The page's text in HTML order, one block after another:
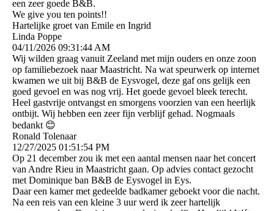
een zeer goede B&B.
We give you ten points!!
Hartelijke groet van Emile en Ingrid
Linda Poppe
04/11/2026 09:31:44 AM
Wij wilden graag vanuit Zeeland met mijn ouders en onze zoon
op familiebezoek naar Maastricht. Na wat speurwerk op internet
kwamen we uit bij B&B de Eysvogel, deze gaf ons gelijk een
goed gevoel en was nog vrij. Het goede gevoel bleek terecht.
Heel gastvrije ontvangst en smorgens voorzien van een heerlijk
ontbijt. Wij hebben een zeer fijn verblijf gehad. Nogmaals
bedankt 😊
Ronald Tolenaar
12/27/2025 01:51:54 PM
Op 21 december zou ik met een aantal mensen naar het concert
van Andre Rieu in Maastricht gaan. Op advies contact gezocht
met Dominique ban B&B de Eysvogel in Eys.
Daar een kamer met gedeelde badkamer geboekt voor die nacht.
Na een reis van een kleine 3 uur werd ik zeer hartelijk